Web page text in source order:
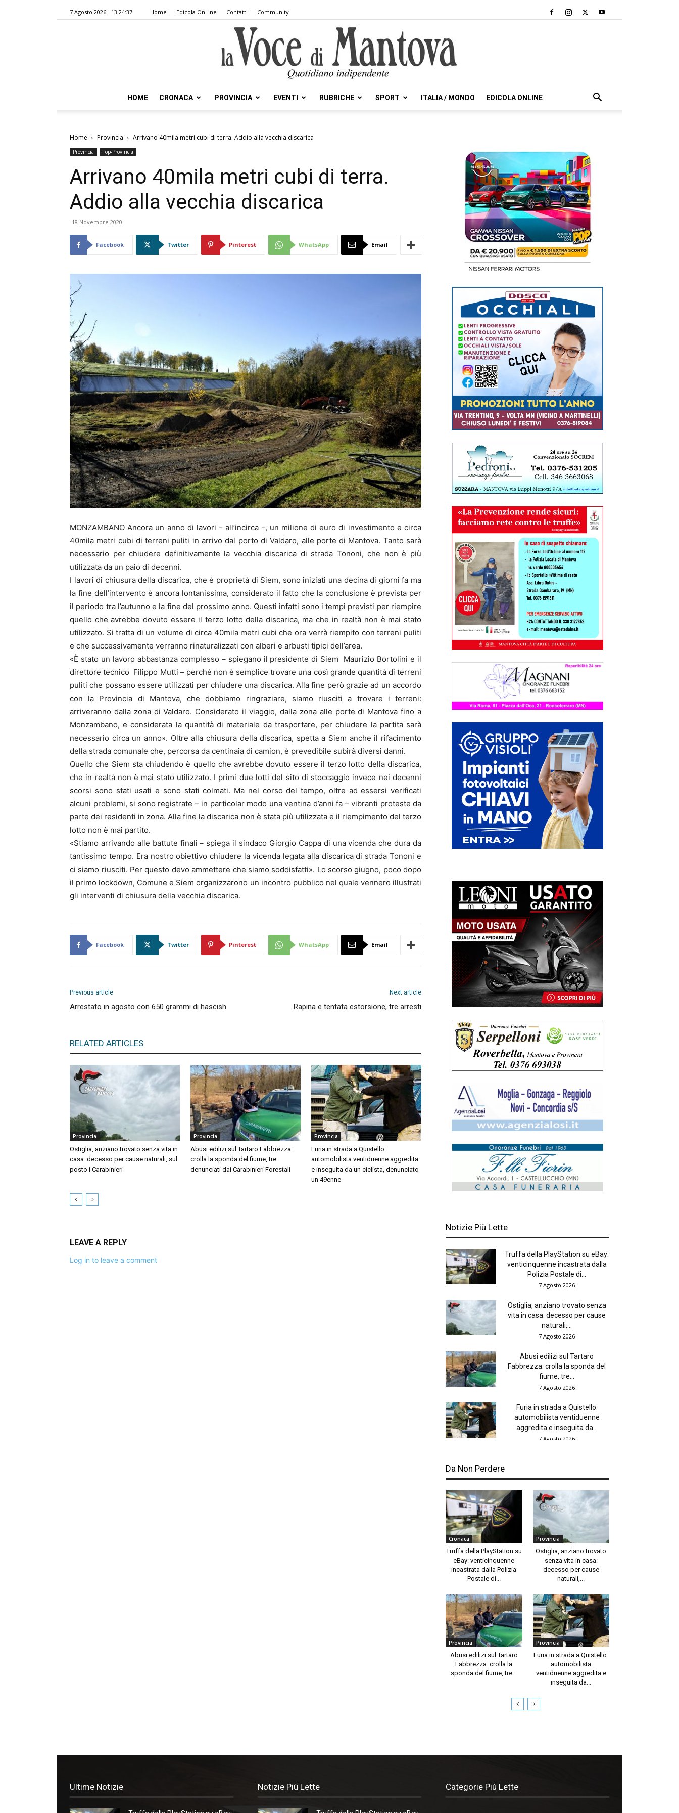
7 Agosto 2026 - 13:24:37 Home Edicola OnLine Contatti Community
Voce
HOME CRONACA PROVINCIA EVENTI RUBRICHE SPORT ITALIA / MONDO EDICOLA ONLINE
Home Provincia Arrivano 40mila metri cubi di terra. Addio alla vecchia discarica
Provincia Top-Provincia
Arrivano 40mila metri cubi di terra.
Addio alla vecchia discarica
18 Novembre 2020
Facebook Twitter Pinterest WhatsApp Email
MONZAMBANO Ancora un anno di lavori – all’incirca -, un milione di euro di investimento e circa
40mila metri cubi di terreni puliti in arrivo dal porto di Valdaro, alle porte di Mantova. Tanto sarà
necessario per chiudere definitivamente la vecchia discarica di strada Tononi, che non è più
utilizzata da un paio di decenni.
I lavori di chiusura della discarica, che è proprietà di Siem, sono iniziati una decina di giorni fa ma
la fine dell’intervento è ancora lontanissima, considerato il fatto che la conclusione è prevista per
il periodo tra l’autunno e la fine del prossimo anno. Questi infatti sono i tempi previsti per riempire
quello che avrebbe dovuto essere il terzo lotto della discarica, ma che in realtà non è mai stato
utilizzato. Si tratta di un volume di circa 40mila metri cubi che ora verrà riempito con terreni puliti
e che successivamente verranno rinaturalizzati con alberi e arbusti tipici dell’area.
«È stato un lavoro abbastanza complesso – spiegano il presidente di Siem Maurizio Bortolini e il
direttore tecnico Filippo Mutti – perché non è semplice trovare una così grande quantità di terreni
puliti che possano essere utilizzati per chiudere una discarica. Alla fine però grazie ad un accordo
con la Provincia di Mantova, che dobbiamo ringraziare, siamo riusciti a trovare i terreni:
arriveranno dalla zona di Valdaro. Considerato il viaggio, dalla zona alle porte di Mantova fino a
Monzambano, e considerata la quantità di materiale da trasportare, per chiudere la partita sarà
necessario circa un anno». Oltre alla chiusura della discarica, spetta a Siem anche il rifacimento
della strada comunale che, percorsa da centinaia di camion, è prevedibile subirà diversi danni.
Quello che Siem sta chiudendo è quello che avrebbe dovuto essere il terzo lotto della discarica,
che in realtà non è mai stato utilizzato. I primi due lotti del sito di stoccaggio invece nei decenni
scorsi sono stati usati e sono stati colmati. Ma nel corso del tempo, oltre ad essersi verificati
alcuni problemi, si sono registrate – in particolar modo una ventina d’anni fa – vibranti proteste da
parte dei residenti in zona. Alla fine la discarica non è stata più utilizzata e il riempimento del terzo
lotto non è mai partito.
«Stiamo arrivando alle battute finali – spiega il sindaco Giorgio Cappa di una vicenda che dura da
tantissimo tempo. Era nostro obiettivo chiudere la vicenda legata alla discarica di strada Tononi e
ci siamo riusciti. Per questo devo ammettere che siamo soddisfatti». Lo scorso giugno, poco dopo
il primo lockdown, Comune e Siem organizzarono un incontro pubblico nel quale vennero illustrati
gli interventi di chiusura della vecchia discarica.
Facebook Twitter Pinterest WhatsApp Email
Previous article
Arrestato in agosto con 650 grammi di hascish
Next article
Rapina e tentata estorsione, tre arresti
RELATED ARTICLES
Provincia
Ostiglia, anziano trovato senza vita in
casa: decesso per cause naturali, sul
posto i Carabinieri
Provincia
Abusi edilizi sul Tartaro Fabbrezza:
crolla la sponda del fiume, tre
denunciati dai Carabinieri Forestali
Provincia
Furia in strada a Quistello:
automobilista ventiduenne aggredita
e inseguita da un ciclista, denunciato
un 49enne
LEAVE A REPLY
Log in to leave a comment
Notizie Più Lette
Truffa della PlayStation su eBay:
venticinquenne incastrata dalla
Polizia Postale di...
7 Agosto 2026
Ostiglia, anziano trovato senza
vita in casa: decesso per cause
naturali,...
7 Agosto 2026
Abusi edilizi sul Tartaro
Fabbrezza: crolla la sponda del
fiume, tre...
7 Agosto 2026
Furia in strada a Quistello:
automobilista ventiduenne
aggredita e inseguita da...
7 Agosto 2026
Da Non Perdere
Cronaca
Truffa della PlayStation su
eBay: venticinquenne
incastrata dalla Polizia
Postale di...
Provincia
Ostiglia, anziano trovato
senza vita in casa:
decesso per cause
naturali,...
Provincia
Abusi edilizi sul Tartaro
Fabbrezza: crolla la
sponda del fiume, tre...
Provincia
Furia in strada a Quistello:
automobilista
ventiduenne aggredita e
inseguita da...
Ultime Notizie Notizie Più Lette Categorie Più Lette